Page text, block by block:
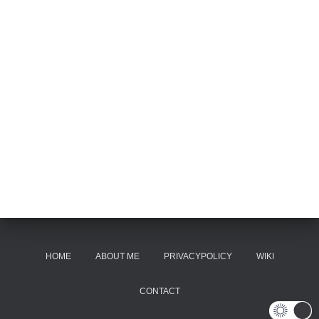
HOME ABOUT ME PRIVACYPOLICY WIKI
CONTACT